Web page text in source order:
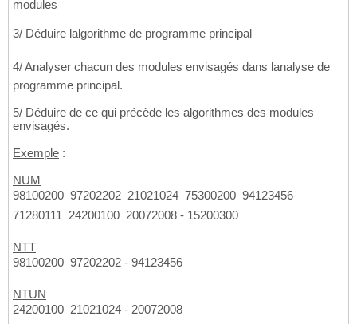
modules
3/ Déduire lalgorithme de programme principal
4/ Analyser chacun des modules envisagés dans lanalyse de
programme principal.
5/ Déduire de ce qui précède les algorithmes des modules
envisagés.
Exemple :
NUM
98100200  97202202  21021024  75300200  94123456 
71280111  24200100  20072008 - 15200300
NTT
98100200  97202202 - 94123456
NTUN
24200100  21021024 - 20072008